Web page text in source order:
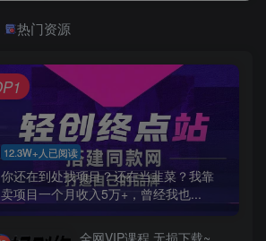
热门资源
12.3W+人已阅读
你还在到处找项目？还在当韭菜？我靠
卖项目一个月收入5万+，曾经我也...
全网VIP课程 无损下载~